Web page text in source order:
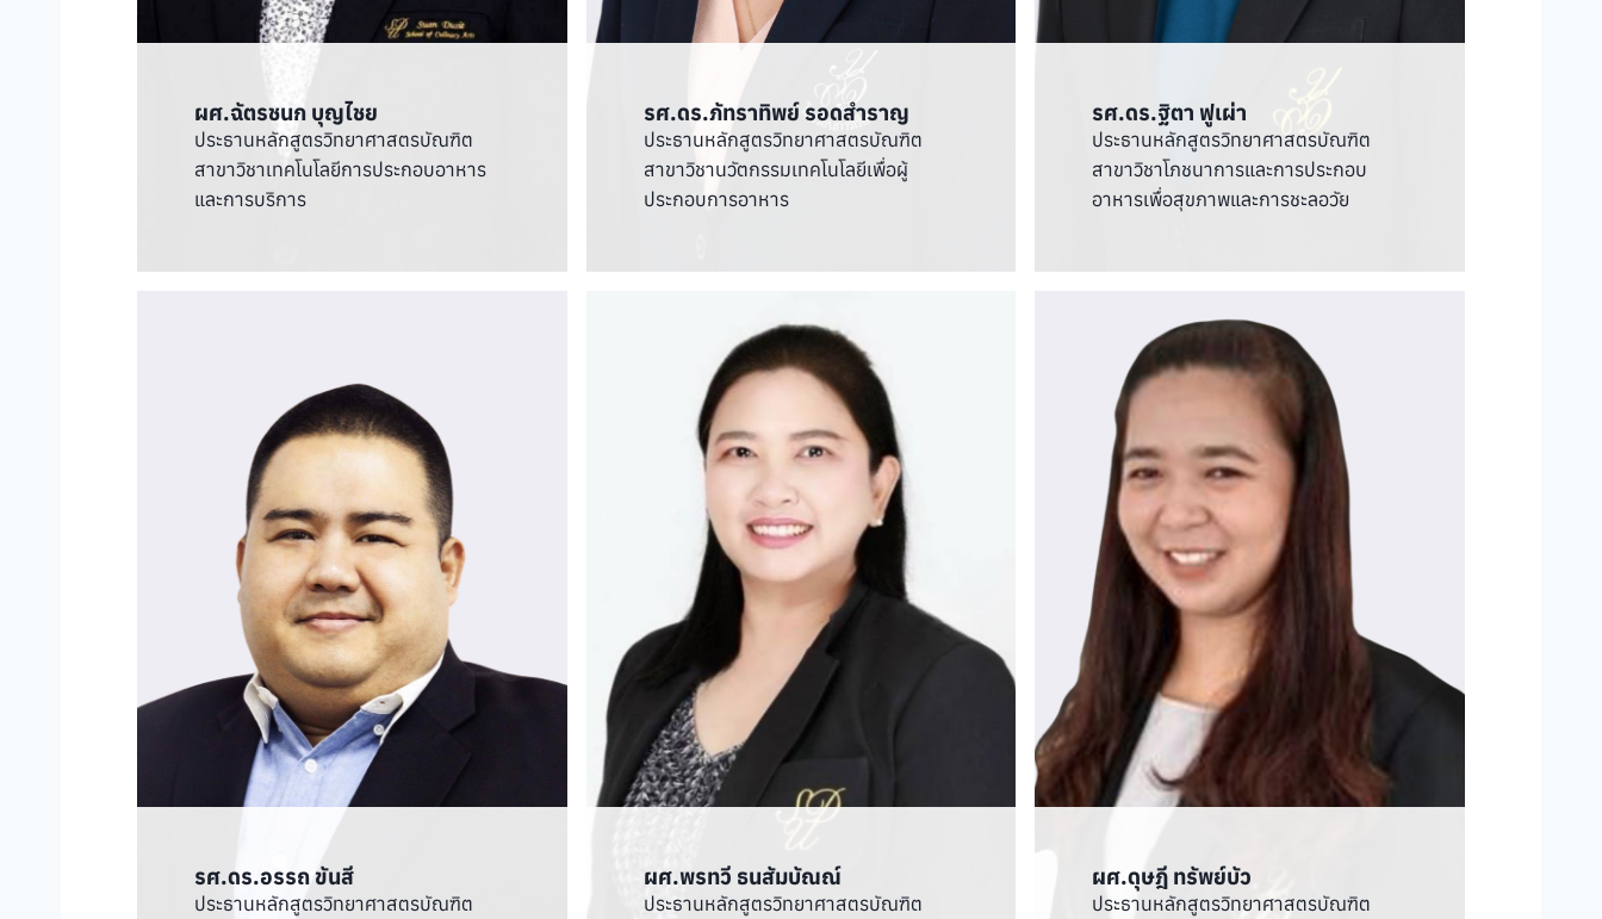
ผศ.ฉัตรชนก บุญไชย
ประธานหลักสูตรวิทยาศาสตรบัณฑิต
สาขาวิชาเทคโนโลยีการประกอบอาหาร
และการบริการ
รศ.ดร.ภัทราทิพย์ รอดสำราญ
ประธานหลักสูตรวิทยาศาสตรบัณฑิต
สาขาวิชานวัตกรรมเทคโนโลยีเพื่อผู้
ประกอบการอาหาร
รศ.ดร.ฐิตา ฟูเผ่า
ประธานหลักสูตรวิทยาศาสตรบัณฑิต
สาขาวิชาโภชนาการและการประกอบ
อาหารเพื่อสุขภาพและการชะลอวัย
รศ.ดร.อรรถ ขันสี
ประธานหลักสูตรวิทยาศาสตรบัณฑิต
ผศ.พรทวี ธนสัมบัณณ์
ประธานหลักสูตรวิทยาศาสตรบัณฑิต
ผศ.ดุษฎี ทรัพย์บัว
ประธานหลักสูตรวิทยาศาสตรบัณฑิต